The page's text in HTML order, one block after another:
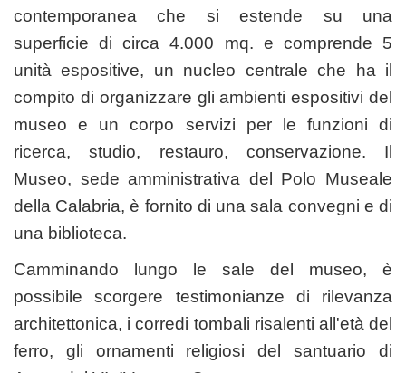
contemporanea che si estende su una
superficie di circa 4.000 mq. e comprende 5
unità espositive, un nucleo centrale che ha il
compito di organizzare gli ambienti espositivi del
museo e un corpo servizi per le funzioni di
ricerca, studio, restauro, conservazione. Il
Museo, sede amministrativa del Polo Museale
della Calabria, è fornito di una sala convegni e di
una biblioteca.
Camminando lungo le sale del museo, è
possibile scorgere testimonianze di rilevanza
architettonica, i corredi tombali risalenti all'età del
ferro, gli ornamenti religiosi del santuario di